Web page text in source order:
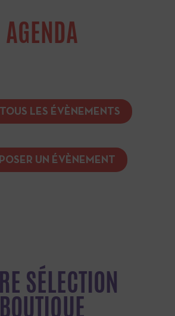
AGENDA
LES ÉVÈNEMENTS
UN ÉVÈNEMENT
SÉLECTION
BOUTIQUE